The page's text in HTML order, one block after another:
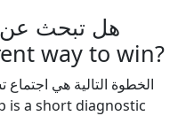
هل تبحث عن
way to win?
الخطوة التالية هي
is a short diagnostic